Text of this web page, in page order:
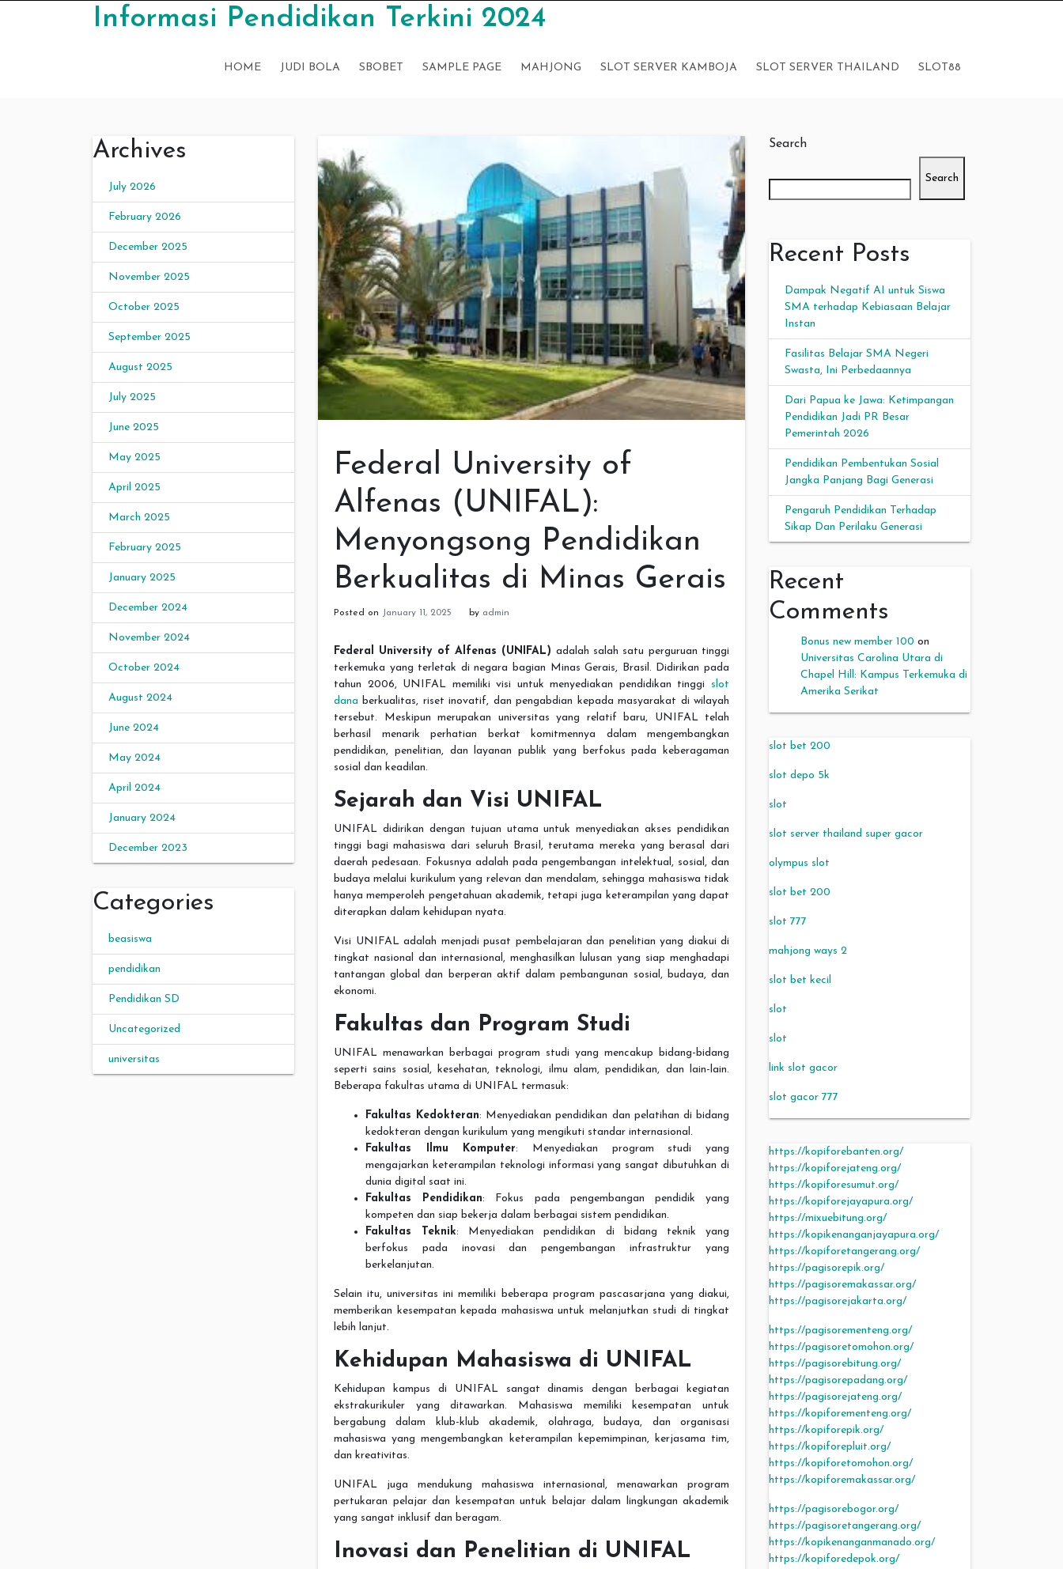
Informasi Pendidikan Terkini 2024
HOME JUDI BOLA SBOBET SAMPLE PAGE MAHJONG SLOT SERVER KAMBOJA SLOT SERVER THAILAND SLOT88
Archives
July 2026
February 2026
December 2025
November 2025
October 2025
September 2025
August 2025
July 2025
June 2025
May 2025
April 2025
March 2025
February 2025
January 2025
December 2024
November 2024
October 2024
August 2024
June 2024
May 2024
April 2024
January 2024
December 2023
Categories
beasiswa
pendidikan
Pendidikan SD
Uncategorized
universitas
Federal University of
Alfenas (UNIFAL):
Menyongsong Pendidikan
Berkualitas di Minas Gerais
Posted on January 11, 2025 by admin
Federal University of Alfenas (UNIFAL) adalah salah satu perguruan tinggi
terkemuka yang terletak di negara bagian Minas Gerais, Brasil. Didirikan pada
tahun 2006, UNIFAL memiliki visi untuk menyediakan pendidikan tinggi slot
dana berkualitas, riset inovatif, dan pengabdian kepada masyarakat di wilayah
tersebut. Meskipun merupakan universitas yang relatif baru, UNIFAL telah
berhasil menarik perhatian berkat komitmennya dalam mengembangkan
pendidikan, penelitian, dan layanan publik yang berfokus pada keberagaman
sosial dan keadilan.
Sejarah dan Visi UNIFAL
UNIFAL didirikan dengan tujuan utama untuk menyediakan akses pendidikan
tinggi bagi mahasiswa dari seluruh Brasil, terutama mereka yang berasal dari
daerah pedesaan. Fokusnya adalah pada pengembangan intelektual, sosial, dan
budaya melalui kurikulum yang relevan dan mendalam, sehingga mahasiswa tidak
hanya memperoleh pengetahuan akademik, tetapi juga keterampilan yang dapat
diterapkan dalam kehidupan nyata.
Visi UNIFAL adalah menjadi pusat pembelajaran dan penelitian yang diakui di
tingkat nasional dan internasional, menghasilkan lulusan yang siap menghadapi
tantangan global dan berperan aktif dalam pembangunan sosial, budaya, dan
ekonomi.
Fakultas dan Program Studi
UNIFAL menawarkan berbagai program studi yang mencakup bidang-bidang
seperti sains sosial, kesehatan, teknologi, ilmu alam, pendidikan, dan lain-lain.
Beberapa fakultas utama di UNIFAL termasuk:
Fakultas Kedokteran: Menyediakan pendidikan dan pelatihan di bidang
kedokteran dengan kurikulum yang mengikuti standar internasional.
Fakultas Ilmu Komputer: Menyediakan program studi yang
mengajarkan keterampilan teknologi informasi yang sangat dibutuhkan di
dunia digital saat ini.
Fakultas Pendidikan: Fokus pada pengembangan pendidik yang
kompeten dan siap bekerja dalam berbagai sistem pendidikan.
Fakultas Teknik: Menyediakan pendidikan di bidang teknik yang
berfokus pada inovasi dan pengembangan infrastruktur yang
berkelanjutan.
Selain itu, universitas ini memiliki beberapa program pascasarjana yang diakui,
memberikan kesempatan kepada mahasiswa untuk melanjutkan studi di tingkat
lebih lanjut.
Kehidupan Mahasiswa di UNIFAL
Kehidupan kampus di UNIFAL sangat dinamis dengan berbagai kegiatan
ekstrakurikuler yang ditawarkan. Mahasiswa memiliki kesempatan untuk
bergabung dalam klub-klub akademik, olahraga, budaya, dan organisasi
mahasiswa yang mengembangkan keterampilan kepemimpinan, kerjasama tim,
dan kreativitas.
UNIFAL juga mendukung mahasiswa internasional, menawarkan program
pertukaran pelajar dan kesempatan untuk belajar dalam lingkungan akademik
yang sangat inklusif dan beragam.
Inovasi dan Penelitian di UNIFAL
Search
Search
Recent Posts
Dampak Negatif AI untuk Siswa
SMA terhadap Kebiasaan Belajar
Instan
Fasilitas Belajar SMA Negeri
Swasta, Ini Perbedaannya
Dari Papua ke Jawa: Ketimpangan
Pendidikan Jadi PR Besar
Pemerintah 2026
Pendidikan Pembentukan Sosial
Jangka Panjang Bagi Generasi
Pengaruh Pendidikan Terhadap
Sikap Dan Perilaku Generasi
Recent
Comments
Bonus new member 100 on
Universitas Carolina Utara di
Chapel Hill: Kampus Terkemuka di
Amerika Serikat
slot bet 200
slot depo 5k
slot
slot server thailand super gacor
olympus slot
slot bet 200
slot 777
mahjong ways 2
slot bet kecil
slot
slot
link slot gacor
slot gacor 777
https://kopiforebanten.org/
https://kopiforejateng.org/
https://kopiforesumut.org/
https://kopiforejayapura.org/
https://mixuebitung.org/
https://kopikenanganjayapura.org/
https://kopiforetangerang.org/
https://pagisorepik.org/
https://pagisoremakassar.org/
https://pagisorejakarta.org/
https://pagisorementeng.org/
https://pagisoretomohon.org/
https://pagisorebitung.org/
https://pagisorepadang.org/
https://pagisorejateng.org/
https://kopiforementeng.org/
https://kopiforepik.org/
https://kopiforepluit.org/
https://kopiforetomohon.org/
https://kopiforemakassar.org/
https://pagisorebogor.org/
https://pagisoretangerang.org/
https://kopikenanganmanado.org/
https://kopiforedepok.org/